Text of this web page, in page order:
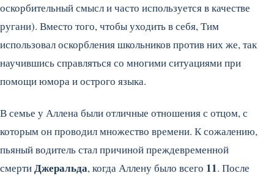
оскорбительный смысл и часто используется в качестве
ругани). Вместо того, чтобы уходить в себя, Тим
использовал оскорбления школьников против них же, так
научившись справляться со многими ситуациями при
помощи юмора и острого языка.
В семье у Аллена были отличные отношения с отцом, с
которым он проводил множество времени. К сожалению,
пьяный водитель стал причиной преждевременной
смертиДжеральда, когда Аллену было всего 11. После